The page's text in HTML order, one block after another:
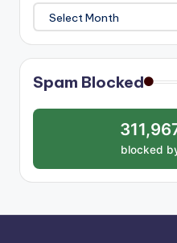
Archives
Spam Blocked
blocked